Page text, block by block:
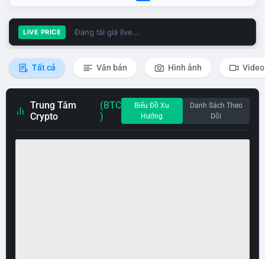
LIVE PRICE Đang tải giá live...
Tất cả Văn bản Hình ảnh Video
Trung Tâm
Crypto
(BTC
)
Biểu Đồ Xu
Hướng
Danh Sách Theo
Dõi